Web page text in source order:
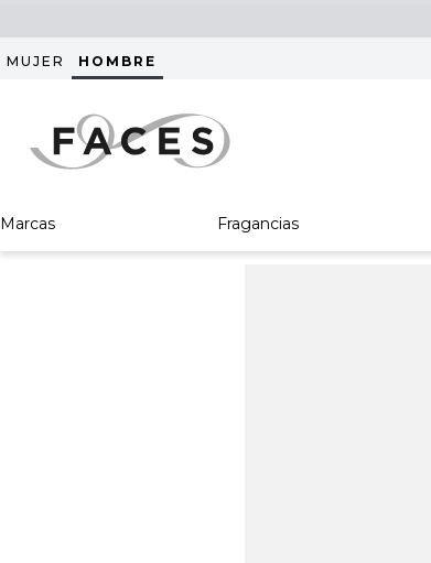
MUJER HOMBRE
Marcas Fragancias